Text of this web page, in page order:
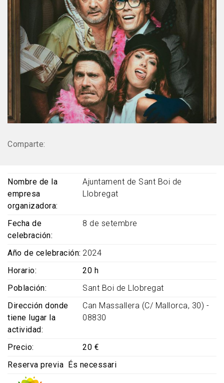
Comparte:
Nombre de la
empresa
organizadora
Ajuntament de Sant Boi de
Llobregat
Fecha de
celebración
8 de setembre
Año de celebración 2024
Horario
20 h
Población
Sant Boi de Llobregat
Dirección donde
tiene lugar la
actividad
Can Massallera (C/ Mallorca, 30) -
08830
Precio
20 €
Reserva previa
És necessari